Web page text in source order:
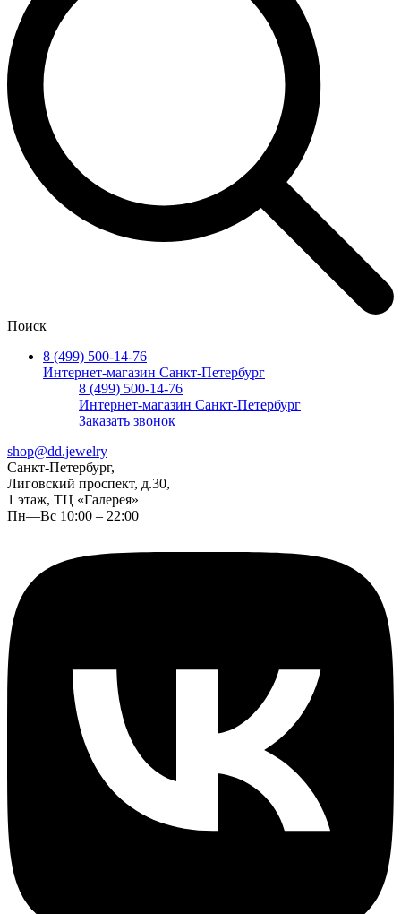
Поиск
8 (499) 500-14-76
Интернет-магазин Санкт-Петербург
8 (499) 500-14-76
Интернет-магазин Санкт-Петербург
Заказать звонок
shop@dd.jewelry
Санкт-Петербург,
Лиговский проспект, д.30,
1 этаж, ТЦ «Галерея»
Пн—Вс 10:00 – 22:00